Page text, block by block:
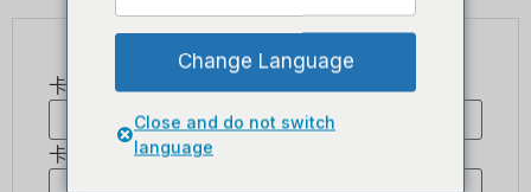
卡号：
卡密码：
Change Language
Close and do not switch
language